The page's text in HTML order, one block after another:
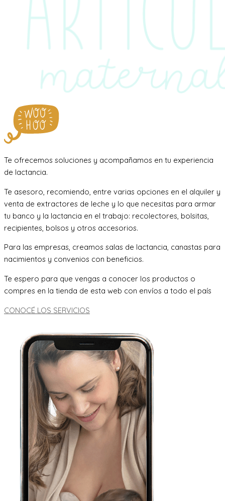
Te ofrecemos soluciones y acompañamos en tu experiencia
de lactancia.
Te asesoro, recomiendo, entre varias opciones en el alquiler y
venta de extractores de leche y lo que necesitas para armar
tu banco y la lactancia en el trabajo: recolectores, bolsitas,
recipientes, bolsos y otros accesorios.
Para las empresas, creamos salas de lactancia, canastas para
nacimientos y convenios con beneficios.
Te espero para que vengas a conocer los productos o
compres en la tienda de esta web con envíos a todo el país
CONOCÉ LOS SERVICIOS